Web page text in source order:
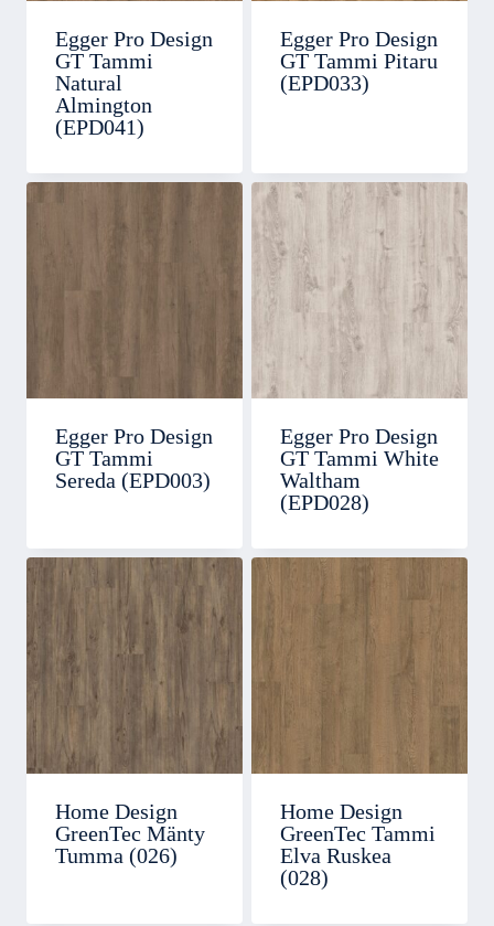
Egger Pro Design
GT Tammi
Natural
Almington
(EPD041)
Egger Pro Design
GT Tammi Pitaru
(EPD033)
Egger Pro Design
GT Tammi
Sereda (EPD003)
Egger Pro Design
GT Tammi White
Waltham
(EPD028)
Home Design
GreenTec Mänty
Tumma (026)
Home Design
GreenTec Tammi
Elva Ruskea
(028)